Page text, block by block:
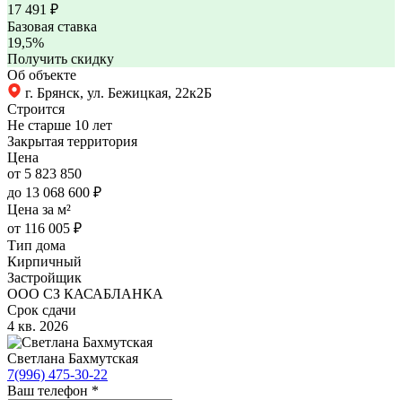
17 491 ₽
Базовая ставка
19,5%
Получить скидку
Об объекте
г. Брянск, ул. Бежицкая, 22к2Б
Строится
Не старше 10 лет
Закрытая территория
Цена
от 5 823 850
до 13 068 600 ₽
Цена за м²
от 116 005 ₽
Тип дома
Кирпичный
Застройщик
ООО СЗ КАСАБЛАНКА
Срок сдачи
4 кв. 2026
Светлана Бахмутская
7(996) 475-30-22
Ваш телефон *